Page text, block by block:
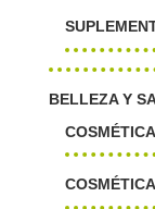
BELLEZA Y
COSMÉTICA